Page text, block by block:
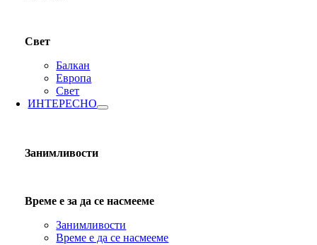
Свет
Балкан
Европа
Свет
ИНТЕРЕСНО
Занимливости
Време е за да се насмееме
Занимливости
Време е да се насмееме